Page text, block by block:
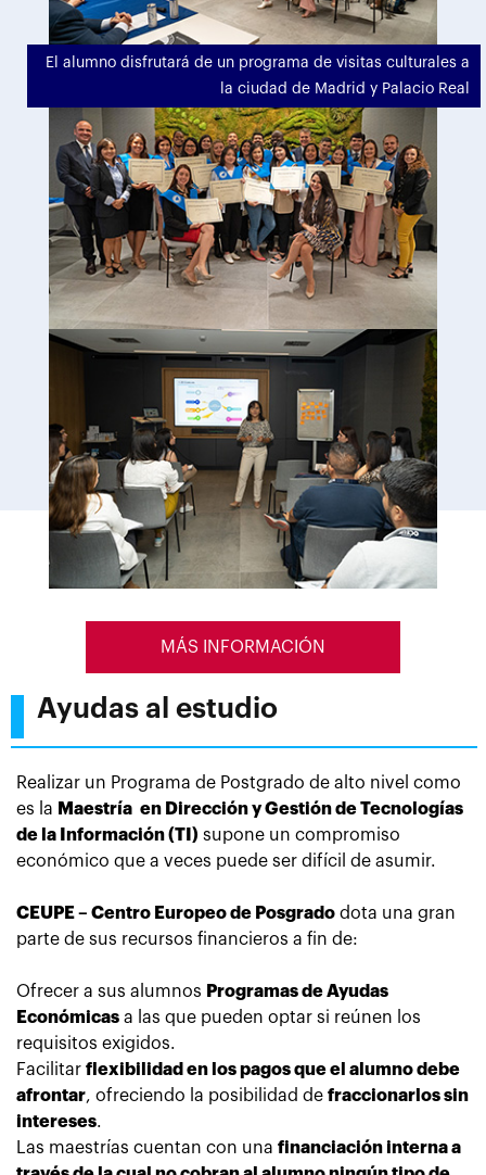
El alumno disfrutará de un programa de visitas culturales a
la ciudad de Madrid y Palacio Real
MÁS INFORMACIÓN
Ayudas al estudio
Realizar un Programa de Postgrado de alto nivel como
es la Maestría en Dirección y Gestión de Tecnologías
de la Información (TI) supone un compromiso
económico que a veces puede ser difícil de asumir.
CEUPE – Centro Europeo de Posgrado dota una gran
parte de sus recursos financieros a fin de:
Ofrecer a sus alumnos Programas de Ayudas
Económicas a las que pueden optar si reúnen los
requisitos exigidos.
Facilitar flexibilidad en los pagos que el alumno debe
afrontar, ofreciendo la posibilidad de fraccionarlos sin
intereses.
Las maestrías cuentan con una financiación interna a